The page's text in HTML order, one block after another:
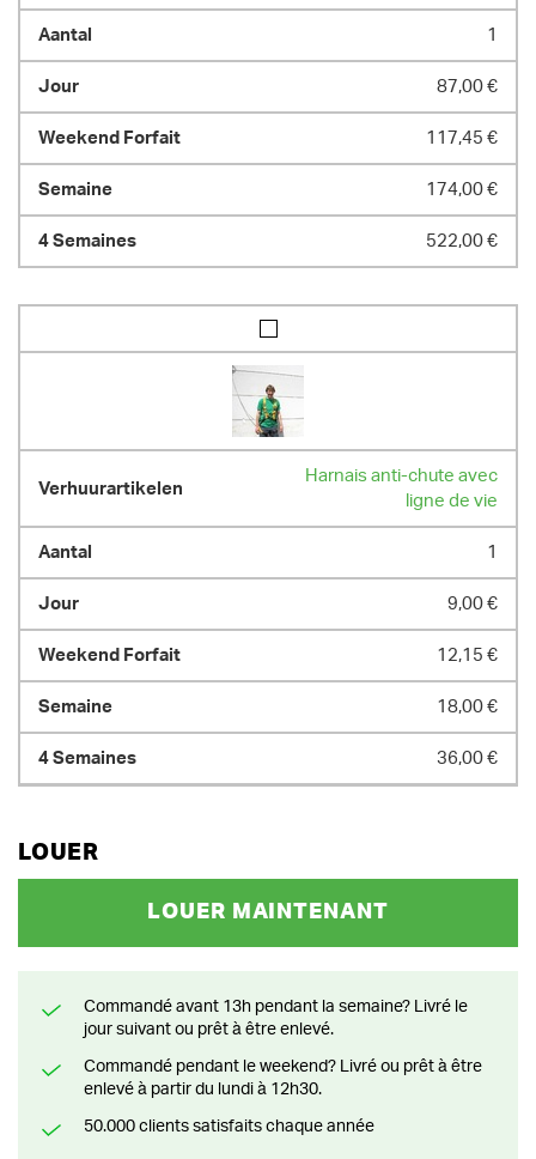
1
87,00 €
117,45 €
174,00 €
522,00 €
Harnais anti-chute avec
ligne de vie
1
9,00 €
12,15 €
18,00 €
36,00 €
LOUER
LOUER MAINTENANT
Commandé avant 13h pendant la semaine? Livré le
jour suivant ou prêt à être enlevé.
Commandé pendant le weekend? Livré ou prêt à être
enlevé à partir du lundi à 12h30.
50.000 clients satisfaits chaque année